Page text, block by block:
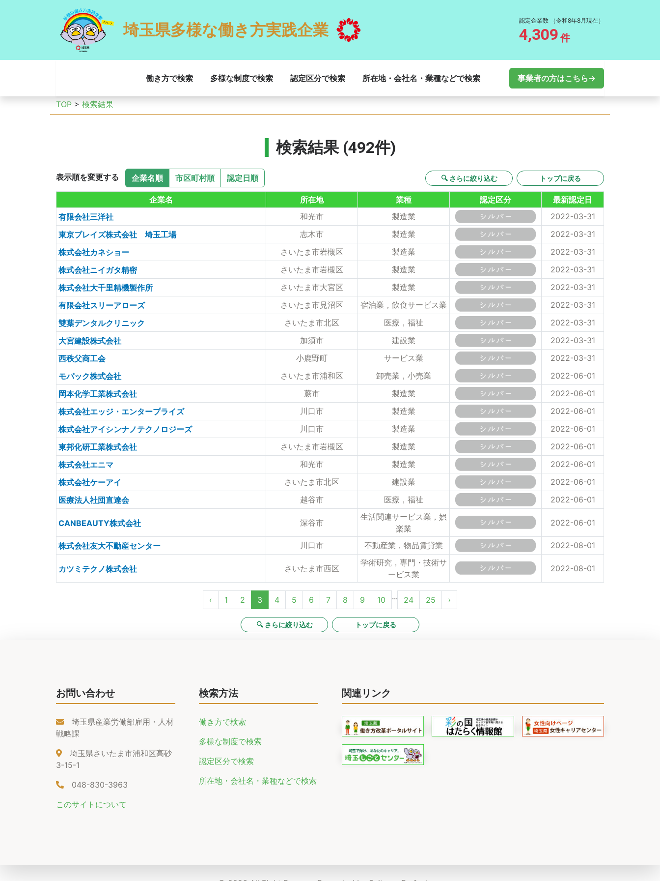
埼玉県多様な働き方実践企業
認定企業数 （令和8年8月現在）
4,309 件
働き方で検索 多様な制度で検索 認定区分で検索 所在地・会社名・業種などで検索 事業者の方はこちら→
TOP > 検索結果
検索結果 (492件)
表示順を変更する 企業名順 市区町村順 認定日順 🔍 さらに絞り込む トップに戻る
企業名 所在地 業種 認定区分
最新認定日
有限会社三洋社
和光市 製造業
2022-03-31
東京ブレイズ株式会社 埼玉工場
志木市 製造業
2022-03-31
株式会社カネショー
さいたま市岩槻区 製造業
2022-03-31
株式会社ニイガタ精密
さいたま市岩槻区 製造業
2022-03-31
株式会社大千里精機製作所
さいたま市大宮区 製造業
2022-03-31
有限会社スリーアローズ
さいたま市見沼区 宿泊業，飲食サービス業
2022-03-31
雙葉デンタルクリニック
さいたま市北区 医療，福祉
2022-03-31
大宮建設株式会社
加須市 建設業
2022-03-31
西秩父商工会
小鹿野町 サービス業
2022-03-31
モパック株式会社
さいたま市浦和区 卸売業，小売業
2022-06-01
岡本化学工業株式会社
蕨市 製造業
2022-06-01
株式会社エッジ・エンタープライズ
川口市 製造業
2022-06-01
株式会社アイシンナノテクノロジーズ
川口市 製造業
2022-06-01
東邦化研工業株式会社
さいたま市岩槻区 製造業
2022-06-01
株式会社エニマ
和光市 製造業
2022-06-01
株式会社ケーアイ
さいたま市北区 建設業
2022-06-01
医療法人社団直達会
越谷市 医療，福祉 2022-06-01
CANBEAUTY株式会社 深谷市
生活関連サービス業，娯
楽業
2022-06-01
株式会社友大不動産センター 川口市 不動産業，物品賃貸業 2022-08-01
カツミテクノ株式会社 さいたま市西区
学術研究，専門・技術サ
ービス業
2022-08-01
‹ 1 2 3 4 5 6 7 8 9 10 ... 24 25 ›
🔍 さらに絞り込む トップに戻る
お問い合わせ
埼玉県産業労働部雇用・人材
戦略課
埼玉県さいたま市浦和区高砂
3-15-1
048-830-3963
このサイトについて
検索方法
働き方で検索
多様な制度で検索
認定区分で検索
所在地・会社名・業種などで検索
関連リンク